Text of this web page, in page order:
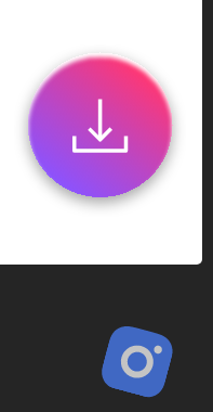
- смотри и
в чате
боту